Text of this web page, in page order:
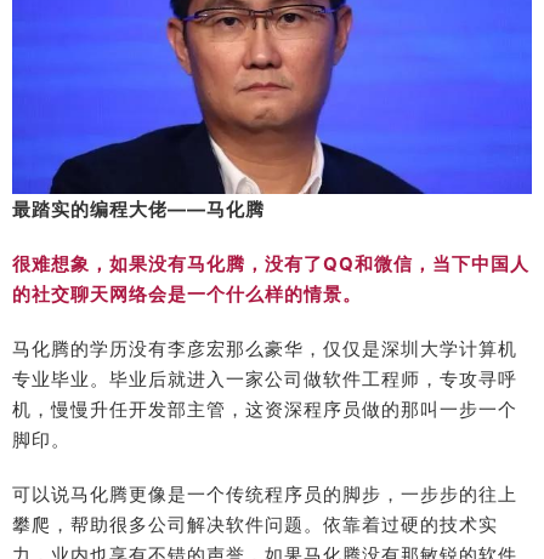
最踏实的编程大佬——马化腾
很难想象，如果没有马化腾，没有了QQ和微信，当下中国人
的社交聊天网络会是一个什么样的情景。
马化腾的学历没有李彦宏那么豪华，仅仅是深圳大学计算机
专业毕业。毕业后就进入一家公司做软件工程师，专攻寻呼
机，慢慢升任开发部主管，这资深程序员做的那叫一步一个
脚印。
可以说马化腾更像是一个传统程序员的脚步，一步步的往上
攀爬，帮助很多公司解决软件问题。依靠着过硬的技术实